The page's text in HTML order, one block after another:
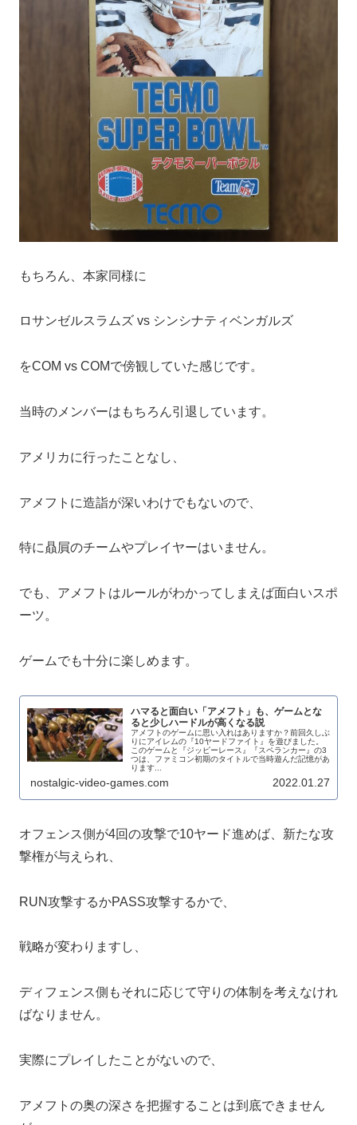
もちろん、本家同様に
ロサンゼルスラムズ vs シンシナティベンガルズ
をCOM vs COMで傍観していた感じです。
当時のメンバーはもちろん引退しています。
アメリカに行ったことなし、
アメフトに造詣が深いわけでもないので、
特に贔屓のチームやプレイヤーはいません。
でも、アメフトはルールがわかってしまえば面白いスポ
ーツ。
ゲームでも十分に楽しめます。
ハマると面白い「アメフト」も、ゲームとな
ると少しハードルが高くなる説
アメフトのゲームに思い入れはありますか？前回久しぶ
りにアイレムの『10ヤードファイト』を遊びました。
このゲームと『ジッピーレース』『スペランカー』の3
つは、ファミコン初期のタイトルで当時遊んだ記憶があ
ります...
nostalgic-video-games.com 2022.01.27
オフェンス側が4回の攻撃で10ヤード進めば、新たな攻
撃権が与えられ、
RUN攻撃するかPASS攻撃するかで、
戦略が変わりますし、
ディフェンス側もそれに応じて守りの体制を考えなけれ
ばなりません。
実際にプレイしたことがないので、
アメフトの奥の深さを把握することは到底できません